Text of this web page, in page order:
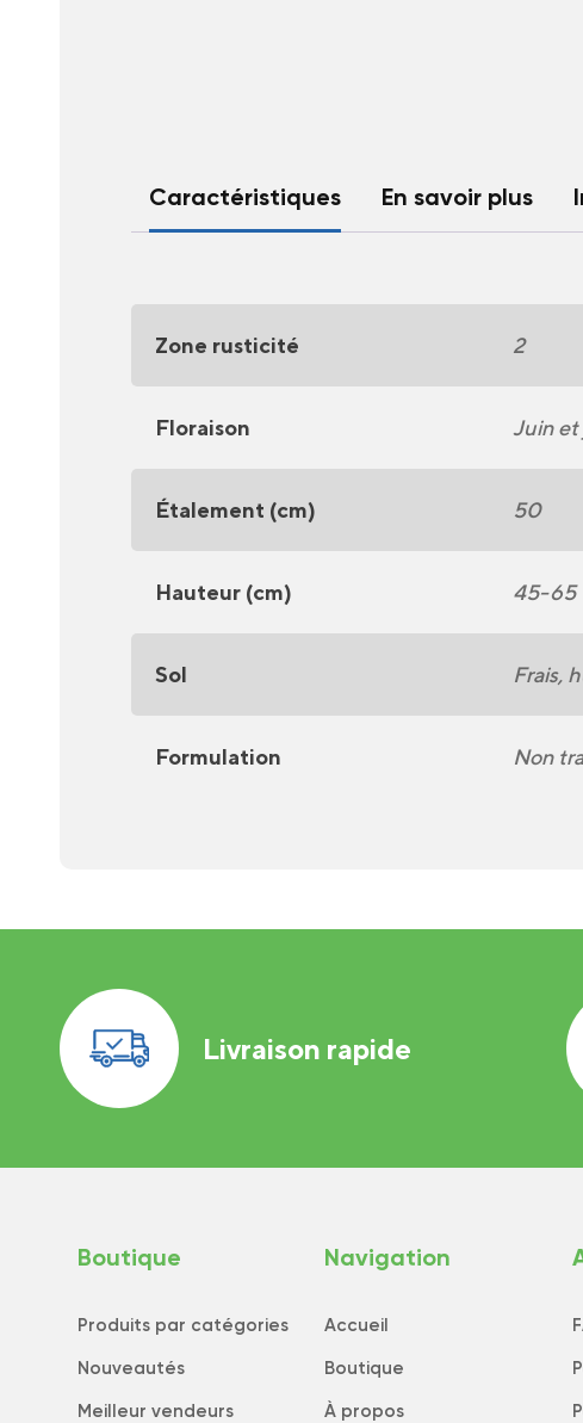
Caractéristiques En savoir plus
Zone rusticité 2
Floraison Juin
Étalement (cm) 50
Hauteur (cm) 45-65
Sol Frais,
Formulation Non
Livraison rapide
Boutique
Produits par catégories
Nouveautés
Meilleur vendeurs
Navigation
Accueil
Boutique
À propos